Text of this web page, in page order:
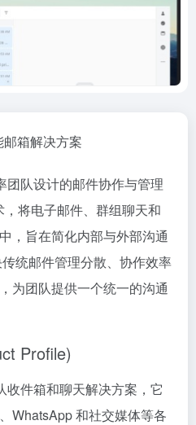
箱解决方案
团队设计的邮件协作与管理
将电子邮件、群组聊天和
，旨在简化内部与外部沟通
统邮件管理分散、协作效率
为团队提供一个统一的沟通
Profile)
收件箱和聊天解决方案，它
WhatsApp 和社交媒体等各